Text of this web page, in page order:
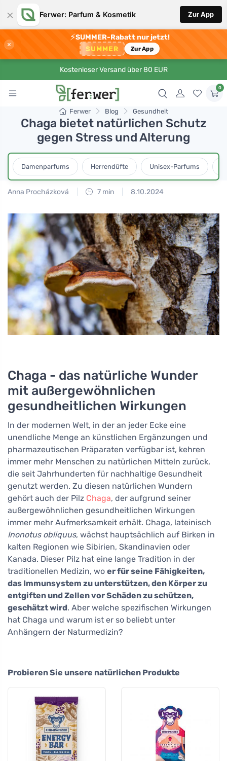
× Ferwer: Parfum & Kosmetik Zur App
×
⚡SUMMER-Rabatt nur jetzt!
SUMMER Zur App
Kostenloser Versand über 80 EUR
0
Ferwer Blog Gesundheit
Chaga bietet natürlichen Schutz
gegen Stress und Alterung
Damenparfums Herrendüfte Unisex-Parfums
Anna Procházková 7 min 8.10.2024
Chaga - das natürliche Wunder
mit außergewöhnlichen
gesundheitlichen Wirkungen
In der modernen Welt, in der an jeder Ecke eine
unendliche Menge an künstlichen Ergänzungen und
pharmazeutischen Präparaten verfügbar ist, kehren
immer mehr Menschen zu natürlichen Mitteln zurück,
die seit Jahrhunderten für nachhaltige Gesundheit
genutzt werden. Zu diesen natürlichen Wundern
gehört auch der Pilz Chaga, der aufgrund seiner
außergewöhnlichen gesundheitlichen Wirkungen
immer mehr Aufmerksamkeit erhält. Chaga, lateinisch
Inonotus obliquus, wächst hauptsächlich auf Birken in
kalten Regionen wie Sibirien, Skandinavien oder
Kanada. Dieser Pilz hat eine lange Tradition in der
traditionellen Medizin, wo er für seine Fähigkeiten,
das Immunsystem zu unterstützen, den Körper zu
entgiften und Zellen vor Schäden zu schützen,
geschätzt wird. Aber welche spezifischen Wirkungen
hat Chaga und warum ist er so beliebt unter
Anhängern der Naturmedizin?
Probieren Sie unsere natürlichen Produkte